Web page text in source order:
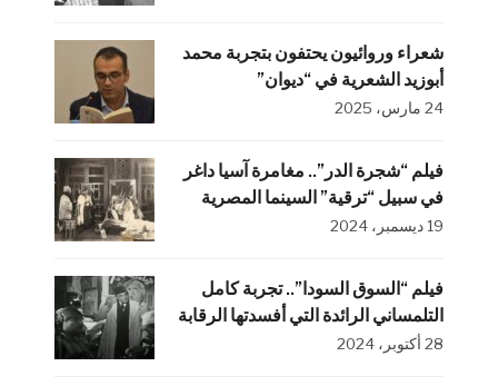
شعراء وروائيون يحتفون بتجربة محمد
أبوزيد الشعرية في “ديوان”
24 مارس، 2025
فيلم “شجرة الدر”.. مغامرة آسيا داغر
في سبيل “ترقية” السينما المصرية
19 ديسمبر، 2024
فيلم “السوق السودا”.. تجربة كامل
التلمساني الرائدة التي أفسدتها الرقابة
28 أكتوبر، 2024